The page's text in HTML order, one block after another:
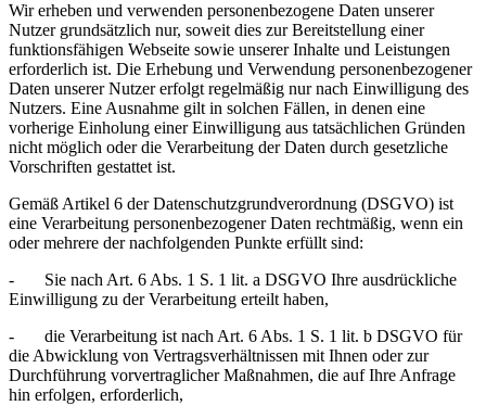
Wir erheben und verwenden personenbezogene Daten unserer
Nutzer grundsätzlich nur, soweit dies zur Bereitstellung einer
funktionsfähigen Webseite sowie unserer Inhalte und Leistungen
erforderlich ist. Die Erhebung und Verwendung personenbezogener
Daten unserer Nutzer erfolgt regelmäßig nur nach Einwilligung des
Nutzers. Eine Ausnahme gilt in solchen Fällen, in denen eine
vorherige Einholung einer Einwilligung aus tatsächlichen Gründen
nicht möglich oder die Verarbeitung der Daten durch gesetzliche
Vorschriften gestattet ist.
Gemäß Artikel 6 der Datenschutzgrundverordnung (DSGVO) ist
eine Verarbeitung personenbezogener Daten rechtmäßig, wenn ein
oder mehrere der nachfolgenden Punkte erfüllt sind:
- Sie nach Art. 6 Abs. 1 S. 1 lit. a DSGVO Ihre ausdrückliche
Einwilligung zu der Verarbeitung erteilt haben,
- die Verarbeitung ist nach Art. 6 Abs. 1 S. 1 lit. b DSGVO für
die Abwicklung von Vertragsverhältnissen mit Ihnen oder zur
Durchführung vorvertraglicher Maßnahmen, die auf Ihre Anfrage
hin erfolgen, erforderlich,